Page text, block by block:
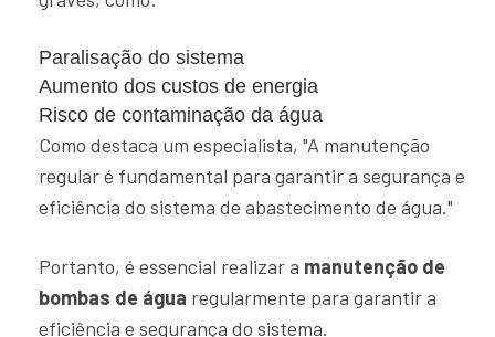
Paralisação do sistema
Aumento dos custos de energia
Risco de contaminação da água
Como destaca um especialista, "A manutenção
regular é fundamental para garantir a segurança e
eficiência do sistema de abastecimento de água."
Portanto, é essencial realizar a manutenção de
bombas de água regularmente para garantir a
eficiência e segurança do sistema.